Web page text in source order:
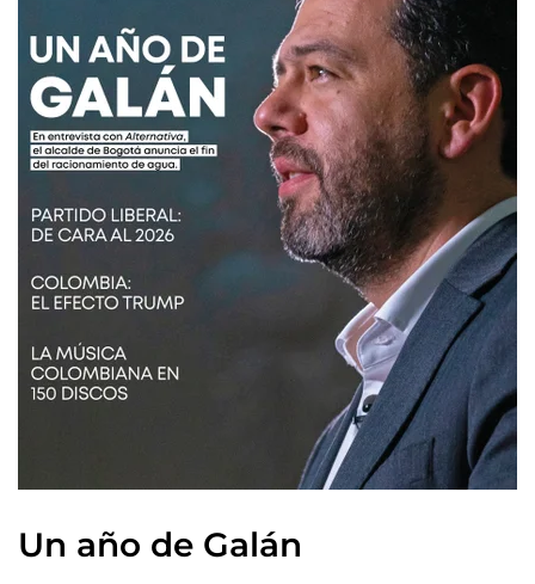
Un año de Galán